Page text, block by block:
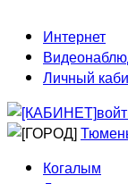
Интернет
Личный
Когалым